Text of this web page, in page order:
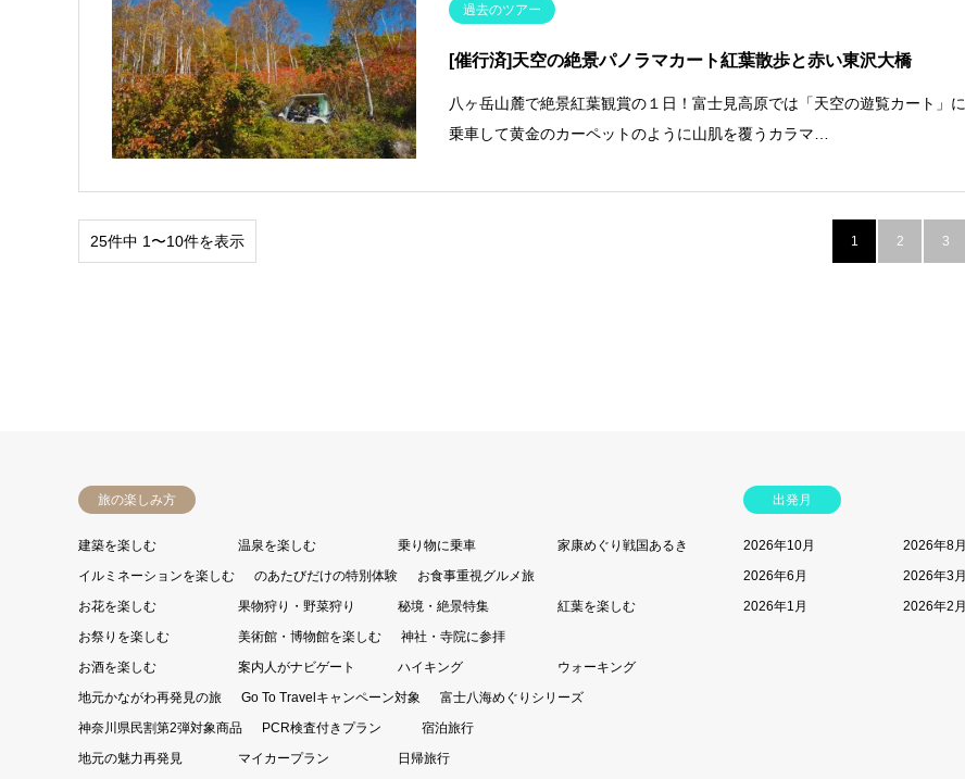
過去のツアー
[催行済]天空の絶景パノラマカート紅葉散歩と赤い東沢大橋
八ヶ岳山麓で絶景紅葉観賞の１日！富士見高原では「天空の遊覧カート」に
乗車して黄金のカーペットのように山肌を覆うカラマ…
25件中 1〜10件を表示 1 2 3
旅の楽しみ方
建築を楽しむ 温泉を楽しむ 乗り物に乗車
家康めぐり戦国あるき
イルミネーションを楽しむ
のあたびだけの特別体験
お食事重視グルメ旅
お花を楽しむ
果物狩り・野菜狩り 秘境・絶景特集
紅葉を楽しむ
お祭りを楽しむ
美術館・博物館を楽しむ
神社・寺院に参拝
お酒を楽しむ
案内人がナビゲート ハイキング
ウォーキング
地元かながわ再発見の旅
Go To Travelキャンペーン対象
富士八海めぐりシリーズ
神奈川県民割第2弾対象商品
PCR検査付きプラン
宿泊旅行
地元の魅力再発見
マイカープラン 日帰旅行
出発月
2026年10月 2026年8月
2026年6月
2026年3月
2026年1月
2026年2月